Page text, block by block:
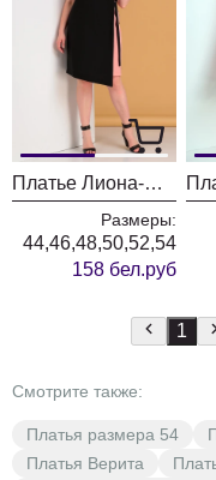
Платье Лиона-Стиль 703 черный с розовым
Размеры:
44,46,48,50,52,54
158 бел.руб
1
Смотрите также:
Платья размера 54
Платья Верита